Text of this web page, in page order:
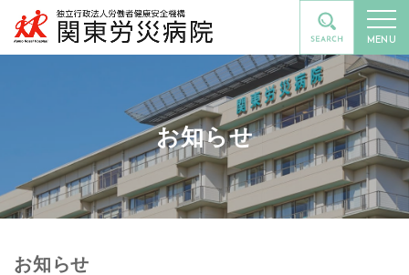
MENU
お知らせ
お知らせ